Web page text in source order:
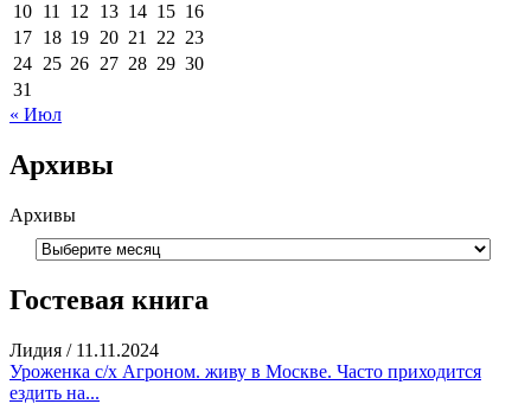
10 11 12 13 14 15 16
17 18 19 20 21 22 23
24 25 26 27 28 29 30
31
« Июл
Архивы
Архивы
Гостевая книга
Лидия / 11.11.2024
Уроженка с/х Агроном. живу в Москве. Часто приходится
ездить на...